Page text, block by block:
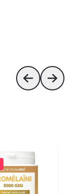
Skip toSkip